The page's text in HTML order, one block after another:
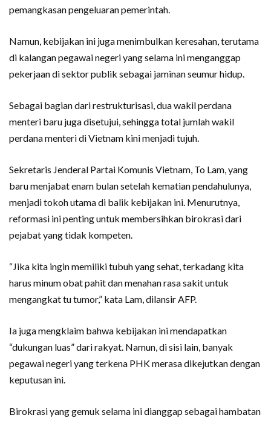
pemangkasan pengeluaran pemerintah.
Namun, kebijakan ini juga menimbulkan keresahan, terutama
di kalangan pegawai negeri yang selama ini menganggap
pekerjaan di sektor publik sebagai jaminan seumur hidup.
Sebagai bagian dari restrukturisasi, dua wakil perdana
menteri baru juga disetujui, sehingga total jumlah wakil
perdana menteri di Vietnam kini menjadi tujuh.
Sekretaris Jenderal Partai Komunis Vietnam, To Lam, yang
baru menjabat enam bulan setelah kematian pendahulunya,
menjadi tokoh utama di balik kebijakan ini. Menurutnya,
reformasi ini penting untuk membersihkan birokrasi dari
pejabat yang tidak kompeten.
“Jika kita ingin memiliki tubuh yang sehat, terkadang kita
harus minum obat pahit dan menahan rasa sakit untuk
mengangkat tu tumor,” kata Lam, dilansir AFP.
Ia juga mengklaim bahwa kebijakan ini mendapatkan
“dukungan luas” dari rakyat. Namun, di sisi lain, banyak
pegawai negeri yang terkena PHK merasa dikejutkan dengan
keputusan ini.
Birokrasi yang gemuk selama ini dianggap sebagai hambatan